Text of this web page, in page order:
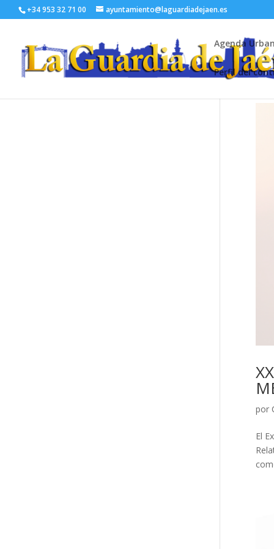
+34 953 32 71 00 ayuntamiento@laguardiadejaen.es
Agenda
Perfil del
por
El